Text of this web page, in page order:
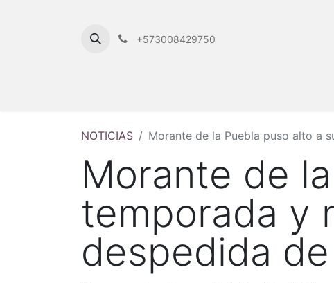
+573008429750
NOTICIAS Morante de la Puebla puso alto a
Morante de
temporada y
despedida